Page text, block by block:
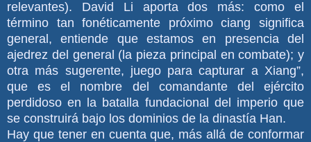
relevantes). David Li aporta dos más: como el
término tan fonéticamente próximo ciang significa
general, entiende que estamos en presencia del
ajedrez del general (la pieza principal en combate); y
otra más sugerente, juego para capturar a Xiang”,
que es el nombre del comandante del ejército
perdidoso en la batalla fundacional del imperio que
se construirá bajo los dominios de la dinastía Han.
Hay que tener en cuenta que, más allá de conformar